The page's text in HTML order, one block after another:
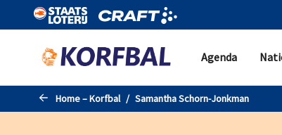
Naar de hoofdinhoud gaan
Agenda
Home – Korfbal Samantha Schorn-Jonkman